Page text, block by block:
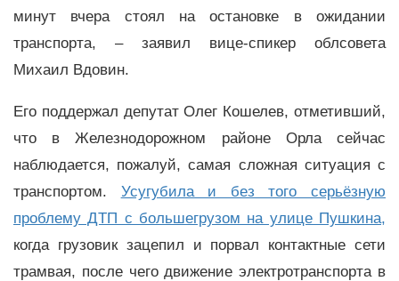
минут вчера стоял на остановке в ожидании
транспорта, – заявил вице-спикер облсовета
Михаил Вдовин.
Его поддержал депутат Олег Кошелев, отметивший,
что в Железнодорожном районе Орла сейчас
наблюдается, пожалуй, самая сложная ситуация с
транспортом. Усугубила и без того серьёзную
проблему ДТП с большегрузом на улице Пушкина,
когда грузовик зацепил и порвал контактные сети
трамвая, после чего движение электротранспорта в